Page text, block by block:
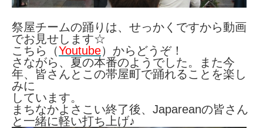
祭屋チームの踊りは、せっかくですから動画
でお見せします☆
こちら（Youtube）からどうぞ！
さながら、夏の本番のようでした。また今
年、皆さんとこの帯屋町で踊れることを楽し
みに
しています。
まちなかよさこい終了後、Japareanの皆さん
と一緒に軽い打ち上げ♪